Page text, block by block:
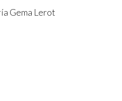
Gema Lerot